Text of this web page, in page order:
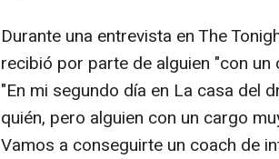
Durante una entrevista en The
recibió por parte de alguien "con
"En mi segundo día en La casa del
quién, pero alguien con un cargo
Vamos a conseguirte un coach de